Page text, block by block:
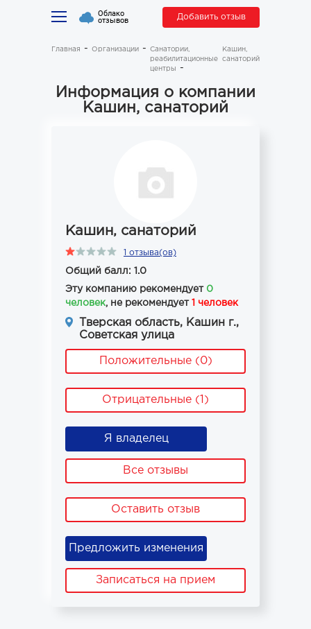
Облако
отзывов Добавить отзыв
Главная Организации
Санатории,
реабилитационные
центры
Кашин,
санаторий
Информация о компании
Кашин, санаторий
Кашин, санаторий
1 отзыва(ов)
Общий балл: 1.0
Эту компанию рекомендует 0
человек, не рекомендует 1 человек
Тверская область, Кашин г.,
Советская улица
Положительные (0)
Отрицательные (1)
Я владелец
Все отзывы
Оставить отзыв
Предложить изменения
Записаться на прием